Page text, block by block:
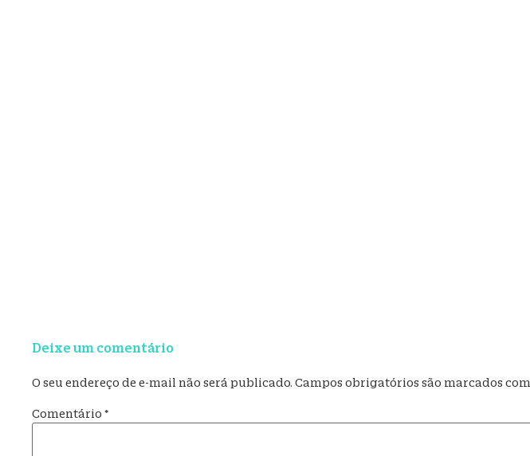
Deixe um comentário
O seu endereço de e-mail não será publicado. Campos obrigatórios são marcados com
Comentário *